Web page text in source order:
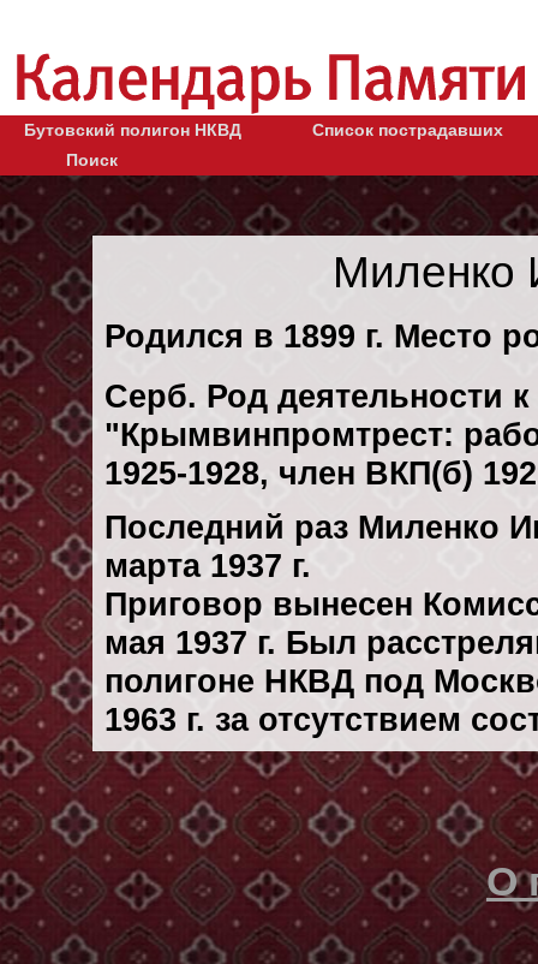
Бутовский полигон НКВД
Список пострадавших
Поиск
Миленко
Родился в 1899 г. Место
Серб. Род деятельности
"Крымвинпромтрест:
1925-1928, член ВКП(б)
Последний раз Миленко
марта 1937 г.
Приговор вынесен
мая 1937 г. Был
полигоне НКВД под
1963 г. за отсутствием
О